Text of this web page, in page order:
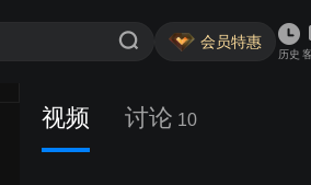
会员特惠
历史
视频 讨论 10